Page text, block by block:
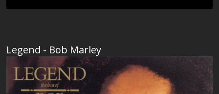
Legend - Bob Marley